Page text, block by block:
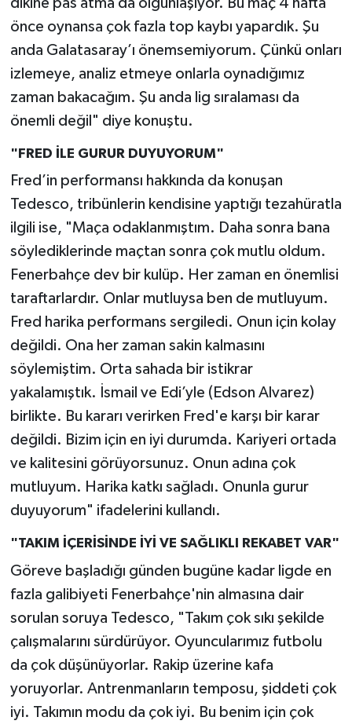
önce oynansa çok fazla top kaybı yapardık. Şu
anda Galatasaray’ı önemsemiyorum. Çünkü onları
izlemeye, analiz etmeye onlarla oynadığımız
zaman bakacağım. Şu anda lig sıralaması da
önemli değil" diye konuştu.
"FRED İLE GURUR DUYUYORUM"
Fred’in performansı hakkında da konuşan
Tedesco, tribünlerin kendisine yaptığı tezahüratla
ilgili ise, "Maça odaklanmıştım. Daha sonra bana
söylediklerinde maçtan sonra çok mutlu oldum.
Fenerbahçe dev bir kulüp. Her zaman en önemlisi
taraftarlardır. Onlar mutluysa ben de mutluyum.
Fred harika performans sergiledi. Onun için kolay
değildi. Ona her zaman sakin kalmasını
söylemiştim. Orta sahada bir istikrar
yakalamıştık. İsmail ve Edi’yle (Edson Alvarez)
birlikte. Bu kararı verirken Fred'e karşı bir karar
değildi. Bizim için en iyi durumda. Kariyeri ortada
ve kalitesini görüyorsunuz. Onun adına çok
mutluyum. Harika katkı sağladı. Onunla gurur
duyuyorum" ifadelerini kullandı.
"TAKIM İÇERİSİNDE İYİ VE SAĞLIKLI REKABET VAR"
Göreve başladığı günden bugüne kadar ligde en
fazla galibiyeti Fenerbahçe'nin almasına dair
sorulan soruya Tedesco, "Takım çok sıkı şekilde
çalışmalarını sürdürüyor. Oyuncularımız futbolu
da çok düşünüyorlar. Rakip üzerine kafa
yoruyorlar. Antrenmanların temposu, şiddeti çok
iyi. Takımın modu da çok iyi. Bu benim için çok